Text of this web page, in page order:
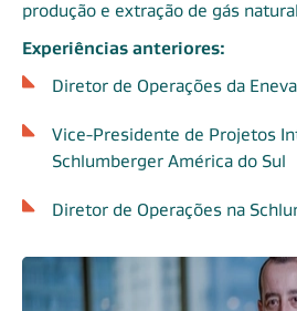
produção e extração de gás
Experiências anteriores:
Diretor de Operações da Eneva
Vice-Presidente de Projetos
Schlumberger América do Sul
Diretor de Operações na